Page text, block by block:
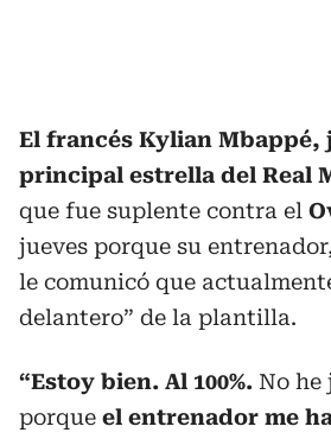
El francés Kylian Mbappé,
principal estrella del Real
que fue suplente contra el
jueves porque su
le comunicó que
delantero” de la plantilla.
“Estoy bien. Al 100%. No he
porque el entrenador me